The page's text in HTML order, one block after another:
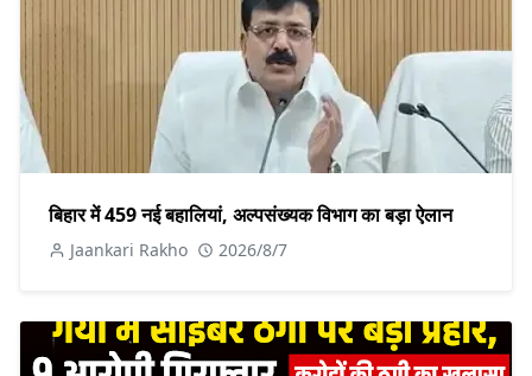
बिहार में 459 नई बहालियां, अल्पसंख्यक विभाग का बड़ा ऐलान
Jaankari Rakho 2026/8/7